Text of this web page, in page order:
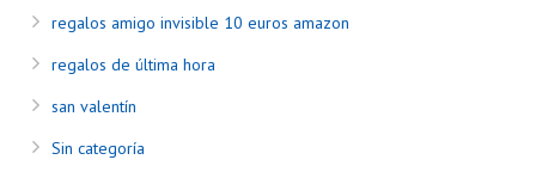
regalos amigo invisible 10 euros amazon
regalos de última hora
san valentín
Sin categoría